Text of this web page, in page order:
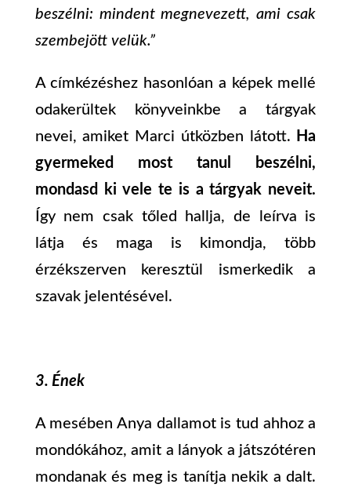
beszélni: mindent megnevezett, ami csak
szembejött velük.”
A címkézéshez hasonlóan a képek mellé
odakerültek könyveinkbe a tárgyak
nevei, amiket Marci útközben látott. Ha
gyermeked most tanul beszélni,
mondasd ki vele te is a tárgyak neveit.
Így nem csak tőled hallja, de leírva is
látja és maga is kimondja, több
érzékszerven keresztül ismerkedik a
szavak jelentésével.
3. Ének
A mesében Anya dallamot is tud ahhoz a
mondókához, amit a lányok a játszótéren
mondanak és meg is tanítja nekik a dalt.